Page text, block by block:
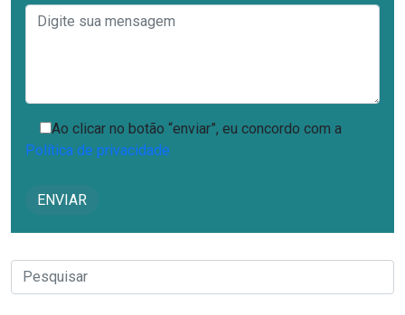
Ao clicar no botão “enviar”, eu concordo com a
Política de privacidade